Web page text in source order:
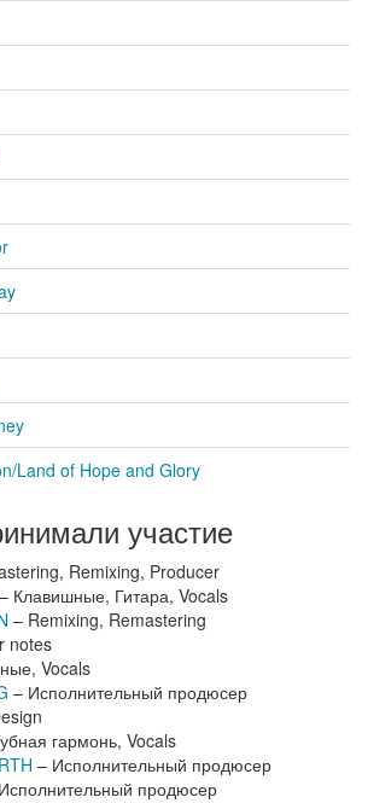
Land of Hope and Glory
участие
Remixing, Producer
– Клавишные, Гитара, Vocals
– Remixing, Remastering
notes
Vocals
– Исполнительный продюсер
гармонь, Vocals
– Исполнительный продюсер
продюсер